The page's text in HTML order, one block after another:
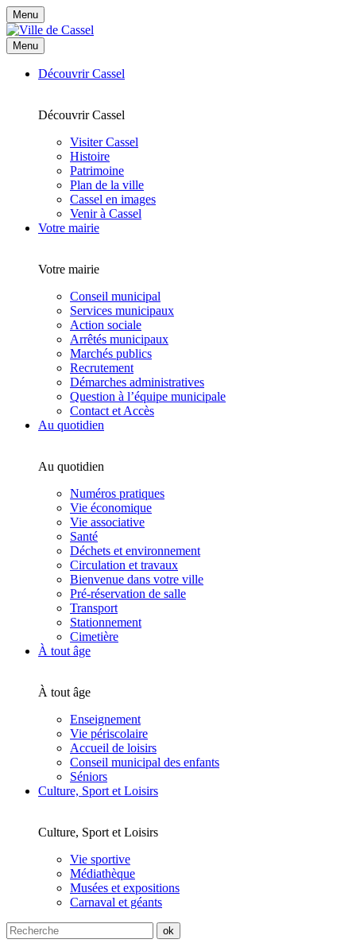
Menu
Menu
Découvrir Cassel
Découvrir Cassel
Visiter Cassel
Histoire
Patrimoine
Plan de la ville
Cassel en images
Venir à Cassel
Votre mairie
Votre mairie
Conseil municipal
Services municipaux
Action sociale
Arrêtés municipaux
Marchés publics
Recrutement
Démarches administratives
Question à l’équipe municipale
Contact et Accès
Au quotidien
Au quotidien
Numéros pratiques
Vie économique
Vie associative
Santé
Déchets et environnement
Circulation et travaux
Bienvenue dans votre ville
Pré-réservation de salle
Transport
Stationnement
Cimetière
À tout âge
À tout âge
Enseignement
Vie périscolaire
Accueil de loisirs
Conseil municipal des enfants
Séniors
Culture, Sport et Loisirs
Culture, Sport et Loisirs
Vie sportive
Médiathèque
Musées et expositions
Carnaval et géants